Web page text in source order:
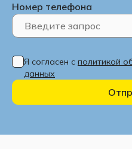
Номер телефона
Я согласен с политикой
данных